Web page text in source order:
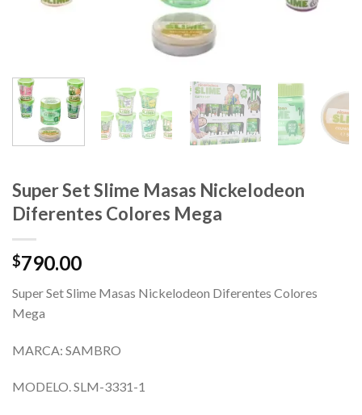
Super Set Slime Masas Nickelodeon
Diferentes Colores Mega
$790.00
Super Set Slime Masas Nickelodeon Diferentes Colores
Mega
MARCA: SAMBRO
MODELO. SLM-3331-1